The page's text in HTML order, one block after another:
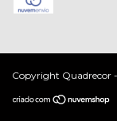
Copyright Quadrecor -